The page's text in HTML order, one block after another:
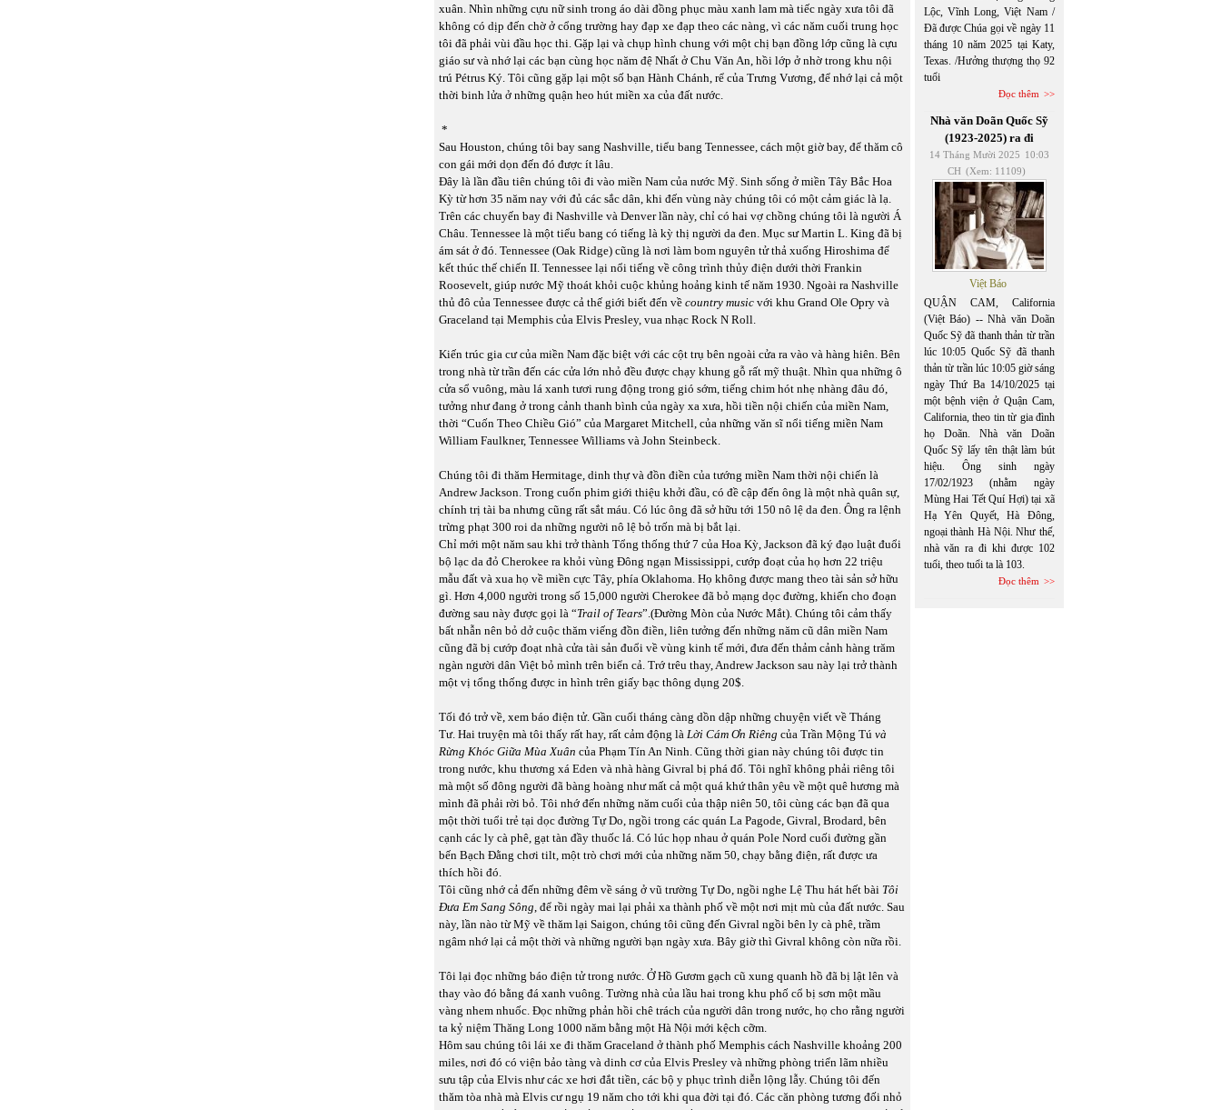
xuân. Nhìn những cựu nữ sinh trong áo dài đồng phục màu xanh lam mà tiếc ngày xưa tôi đã
không có dịp đến chờ ở cổng trường hay đạp xe đạp theo các nàng, vì các năm cuối trung học
tôi đã phải vùi đầu học thi. Gặp lại và chụp hình chung với một chị bạn đồng lớp cũng là cựu
giáo sư và nhớ lại các bạn cùng học năm đệ Nhất ở Chu Văn An, hồi lớp ở nhờ trong khu nội
trú Pétrus Ký. Tôi cũng gặp lại một số bạn Hành Chánh, rể của Trưng Vương, để nhớ lại cả một
thời binh lửa ở những quận heo hút miền xa của đất nước.
*
Sau Houston, chúng tôi bay sang Nashville, tiểu bang Tennessee, cách một giờ bay, để thăm cô
con gái mới dọn đến đó được ít lâu.
Đây là lần đầu tiên chúng tôi đi vào miền Nam của nước Mỹ. Sinh sống ở miền Tây Bắc Hoa
Kỳ từ hơn 35 năm nay với đủ các sắc dân, khi đến vùng này chúng tôi có một cảm giác là lạ.
Trên các chuyến bay đi Nashville và Denver lần này, chỉ có hai vợ chồng chúng tôi là người Á
Châu. Tennessee là một tiểu bang có tiếng là kỳ thị người da đen. Mục sư Martin L. King đã bị
ám sát ở đó. Tennessee (Oak Ridge) cũng là nơi làm bom nguyên tử thả xuống Hiroshima để
kết thúc thế chiến II. Tennessee lại nổi tiếng về công trình thủy điện dưới thời Frankin
Roosevelt, giúp nước Mỹ thoát khỏi cuộc khủng hoảng kinh tế năm 1930. Ngoài ra Nashville
thủ đô của Tennessee được cả thế giới biết đến về country music với khu Grand Ole Opry và
Graceland tại Memphis của Elvis Presley, vua nhạc Rock N Roll.
Kiến trúc gia cư của miền Nam đặc biệt với các cột trụ bên ngoài cửa ra vào và hàng hiên. Bên
trong nhà từ trần đến các cửa lớn nhỏ đều được chạy khung gỗ rất mỹ thuật. Nhìn qua những ô
cửa sổ vuông, màu lá xanh tươi rung động trong gió sớm, tiếng chim hót nhẹ nhàng đâu đó,
tưởng như đang ở trong cảnh thanh bình của ngày xa xưa, hồi tiền nội chiến của miền Nam,
thời “Cuốn Theo Chiều Gió” của Margaret Mitchell, của những văn sĩ nổi tiếng miền Nam
William Faulkner, Tennessee Williams và John Steinbeck.
Chúng tôi đi thăm Hermitage, dinh thự và đồn điền của tướng miền Nam thời nội chiến là
Andrew Jackson. Trong cuốn phim giới thiệu khởi đầu, có đề cập đến ông là một nhà quân sự,
chính trị tài ba nhưng cũng rất sắt máu. Có lúc ông đã sở hữu tới 150 nô lệ da đen. Ông ra lệnh
trừng phạt 300 roi da những người nô lệ bỏ trốn mà bị bắt lại.
Chỉ mới một năm sau khi trở thành Tổng thống thứ 7 của Hoa Kỳ, Jackson đã ký đạo luật đuổi
bộ lạc da đỏ Cherokee ra khỏi vùng Đông ngạn Mississippi, cướp đoạt của họ hơn 22 triệu
mẫu đất và xua họ về miền cực Tây, phía Oklahoma. Họ không được mang theo tài sản sở hữu
gì. Hơn 4,000 người trong số 15,000 người Cherokee đã bỏ mạng dọc đường, khiến cho đoạn
đường sau này được gọi là “Trail of Tears”.(Đường Mòn của Nước Mắt). Chúng tôi cảm thấy
bất nhẫn nên bỏ dở cuộc thăm viếng đồn điền, liên tưởng đến những năm cũ dân miền Nam
cũng đã bị cướp đoạt nhà cửa tài sản đuổi về vùng kinh tế mới, đưa đến thảm cảnh hàng trăm
ngàn người dân Việt bỏ mình trên biển cả. Trớ trêu thay, Andrew Jackson sau này lại trở thành
một vị tổng thống được in hình trên giấy bạc thông dụng 20$.
Tối đó trở về, xem báo điện tử. Gần cuối tháng càng dồn dập những chuyện viết về Tháng
Tư. Hai truyện mà tôi thấy rất hay, rất cảm động là Lời Cám Ơn Riêng của Trần Mộng Tú và
Rừng Khóc Giữa Mùa Xuân của Phạm Tín An Ninh. Cũng thời gian này chúng tôi được tin
trong nước, khu thương xá Eden và nhà hàng Givral bị phá đổ. Tôi nghĩ không phải riêng tôi
mà một số đông người đã bàng hoàng như mất cả một quá khứ thân yêu về một quê hương mà
mình đã phải rời bỏ. Tôi nhớ đến những năm cuối của thập niên 50, tôi cùng các bạn đã qua
một thời tuổi trẻ tại dọc đường Tự Do, ngồi trong các quán La Pagode, Givral, Brodard, bên
cạnh các ly cà phê, gạt tàn đầy thuốc lá. Có lúc họp nhau ở quán Pole Nord cuối đường gần
bến Bạch Đằng chơi tilt, một trò chơi mới của những năm 50, chạy bằng điện, rất được ưa
thích hồi đó.
Tôi cũng nhớ cả đến những đêm về sáng ở vũ trường Tự Do, ngồi nghe Lệ Thu hát hết bài Tôi
Đưa Em Sang Sông, để rồi ngày mai lại phải xa thành phố về một nơi mịt mù của đất nước. Sau
này, lần nào từ Mỹ về thăm lại Saigon, chúng tôi cũng đến Givral ngồi bên ly cà phê, trầm
ngâm nhớ lại cả một thời và những người bạn ngày xưa. Bây giờ thì Givral không còn nữa rồi.
Tôi lại đọc những báo điện tử trong nước. Ở Hồ Gươm gạch cũ xung quanh hồ đã bị lật lên và
thay vào đó bằng đá xanh vuông. Tường nhà của lầu hai trong khu phố cổ bị sơn một mầu
vàng nhem nhuốc. Đọc những phản hồi chê trách của người dân trong nước, họ cho rằng người
ta kỷ niệm Thăng Long 1000 năm bằng một Hà Nội mới kệch cỡm.
Hôm sau chúng tôi lái xe đi thăm Graceland ở thành phố Memphis cách Nashville khoảng 200
miles, nơi đó có viện bảo tàng và dinh cơ của Elvis Presley và những phòng triển lãm nhiều
sưu tập của Elvis như các xe hơi đắt tiền, các bộ y phục trình diễn lộng lẫy. Chúng tôi đến
thăm tòa nhà mà Elvis cư ngụ 19 năm cho tới khi qua đời tại đó. Các căn phòng tương đối nhỏ
Lộc, Vĩnh Long, Việt Nam /
Đã được Chúa gọi về ngày 11
tháng 10 năm 2025 tại Katy,
Texas. /Hưởng thượng thọ 92
tuổi
Đọc thêm
Nhà văn Doãn Quốc Sỹ
(1923-2025) ra đi
14 Tháng Mười 2025 10:03
CH (Xem: 11109)
Việt Báo
QUẬN CAM, California
(Việt Báo) -- Nhà văn Doãn
Quốc Sỹ đã thanh thản từ trần
lúc 10:05 Quốc Sỹ đã thanh
thản từ trần lúc 10:05 giờ sáng
ngày Thứ Ba 14/10/2025 tại
một bệnh viện ở Quận Cam,
California, theo tin từ gia đình
họ Doãn. Nhà văn Doãn
Quốc Sỹ lấy tên thật làm bút
hiệu. Ông sinh ngày
17/02/1923 (nhằm ngày
Mùng Hai Tết Quí Hợi) tại xã
Hạ Yên Quyết, Hà Đông,
ngoại thành Hà Nội. Như thế,
nhà văn ra đi khi được 102
tuổi, theo tuổi ta là 103.
Đọc thêm